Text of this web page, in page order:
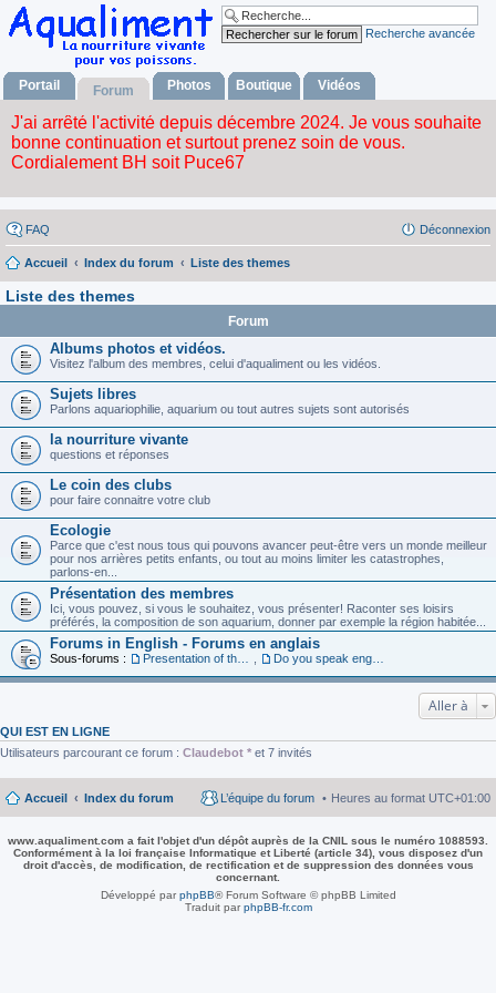
Recherche avancée
Portail Forum Photos Boutique Vidéos
FAQ Déconnexion
Accueil Index du forum Liste des themes
Liste des themes
Forum
Albums photos et vidéos.
Visitez l'album des membres, celui d'aqualiment ou les vidéos.
Sujets libres
Parlons aquariophilie, aquarium ou tout autres sujets sont autorisés
la nourriture vivante
questions et réponses
Le coin des clubs
pour faire connaitre votre club
Ecologie
Parce que c'est nous tous qui pouvons avancer peut-être vers un monde meilleur
pour nos arrières petits enfants, ou tout au moins limiter les catastrophes,
parlons-en...
Présentation des membres
Ici, vous pouvez, si vous le souhaitez, vous présenter! Raconter ses loisirs
préférés, la composition de son aquarium, donner par exemple la région habitée...
Forums in English - Forums en anglais
Sous-forums :
Aller à
QUI EST EN LIGNE
Utilisateurs parcourant ce forum : Claudebot * et 7 invités
Accueil Index du forum Heures au format UTC+01:00
L’équipe du forum
www.aqualiment.com a fait l'objet d'un dépôt auprès de la CNIL sous le numéro 1088593.
Conformément à la loi française Informatique et Liberté (article 34), vous disposez d'un
droit d'accès, de modification, de rectification et de suppression des données vous
concernant.
Développé parphpBB® Forum Software © phpBB Limited
Traduit parphpBB-fr.com